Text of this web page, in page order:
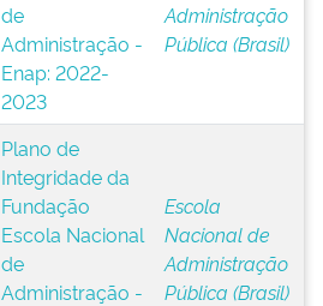
de
Administração -
Enap: 2022-
2023
Administração
Pública (Brasil)
Plano de
Integridade da
Fundação
Escola Nacional
de
Administração -
Escola
Nacional de
Administração
Pública (Brasil)